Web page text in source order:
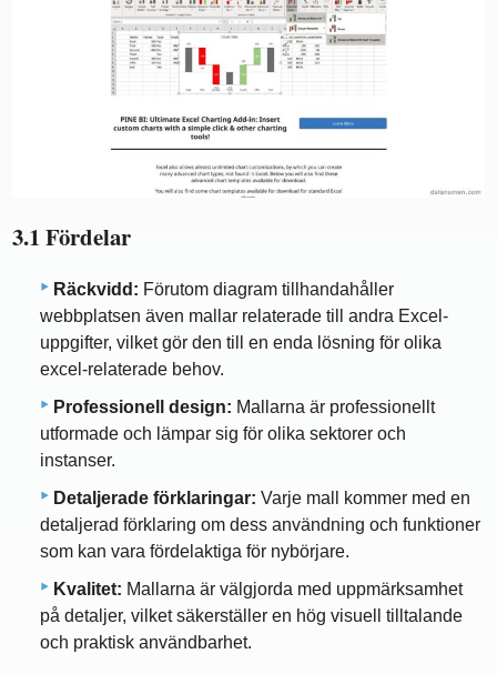
3.1 Fördelar
Räckvidd: Förutom diagram tillhandahåller
webbplatsen även mallar relaterade till andra Excel-
uppgifter, vilket gör den till en enda lösning för olika
excel-relaterade behov.
Professionell design: Mallarna är professionellt
utformade och lämpar sig för olika sektorer och
instanser.
Detaljerade förklaringar: Varje mall kommer med en
detaljerad förklaring om dess användning och funktioner
som kan vara fördelaktiga för nybörjare.
Kvalitet: Mallarna är välgjorda med uppmärksamhet
på detaljer, vilket säkerställer en hög visuell tilltalande
och praktisk användbarhet.